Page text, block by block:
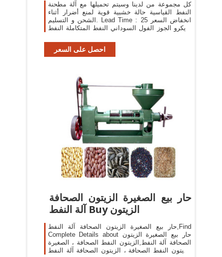
كل مجموعة من لدينا وسيتم تحميلها مع آلة مطحنة
النفط القياسية حالة خشبية قوية لمنع أضرار أثناء
الشحن و التسليم. Lead Time : 25 انخفاض السعر
مايكرو الجوز الفول السوداني النفط المتكاملة النفط
احصل على السعر
حار بيع الصغيرة الزيتون الصحافة
آلة النفط Buy الزيتون
حار بيع الصغيرة الزيتون الصحافة آلة النفط,Find
Complete Details about حار بيع الصغيرة الزيتون
الصحافة آلة النفط,الزيتون النفط الصحافة ، الصغيرة
الزيتون النفط الصحافة ، الزيتون الصحافة آلة النفط